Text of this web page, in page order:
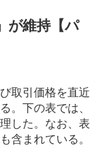
が維持【パ
取引価格を直近
。下の表では、
した。なお、表
含まれている。